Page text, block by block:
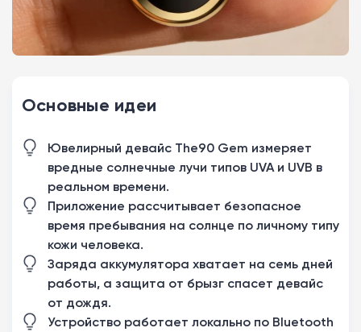
Основные идеи
Ювелирный девайс The90 Gem измеряет
вредные солнечные лучи типов UVA и UVB в
реальном времени.
Приложение рассчитывает безопасное
время пребывания на солнце по личному типу
кожи человека.
Заряда аккумулятора хватает на семь дней
работы, а защита от брызг спасет девайс
от дождя.
Устройство работает локально по Bluetooth